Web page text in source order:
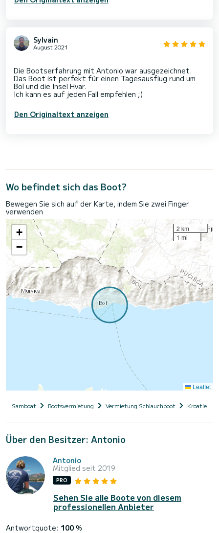
Sylvain
August 2021
Die Bootserfahrung mit Antonio war ausgezeichnet.
Das Boot ist perfekt für einen Tagesausflug rund um
Bol und die Insel Hvar.
Den Originaltext anzeigen
Wo befindet sich das Boot?
Bewegen Sie sich auf der Karte, indem Sie zwei Finger
verwenden
+
−
2 km
1 mi
Leaflet
Samboat Bootsvermietung Vermietung Schlauchboot Kroatien
Über den Besitzer: Antonio
Antonio
Mitglied seit 2019
PRO
Sehen Sie alle Boote von diesem
professionellen Anbieter
Antwortquote: 100 %